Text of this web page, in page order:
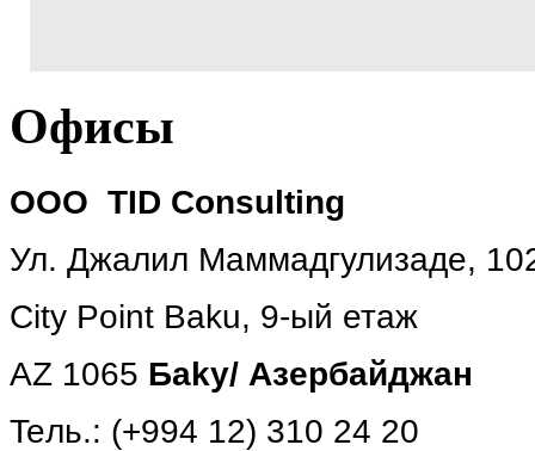
Офисы
ООО TID Consulting
Ул. Джалил Маммадгулизаде,
City Point Baku, 9-ый етаж
AZ 1065 Бakу/ Aзербайджан
Teль.: (+994 12) 310 24 20